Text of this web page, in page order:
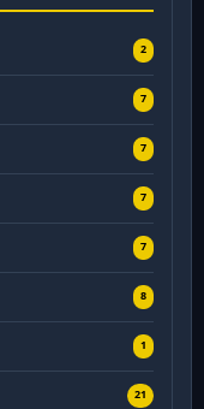
2
7
7
7
7
8
1
21